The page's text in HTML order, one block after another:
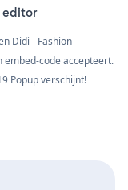
editor
Didi - Fashion
embed-code accepteert.
Popup verschijnt!